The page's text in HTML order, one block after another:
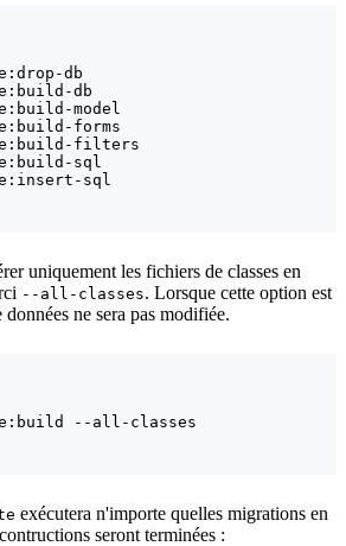
db
db
model
forms
filters
sql
uniquement les fichiers de classes en
--all-classes. Lorsque cette option est
ne sera pas modifiée.
exécutera n'importe quelles migrations en
seront terminées :